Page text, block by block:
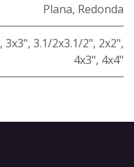
Plana, Redonda
, 3x3", 3.1/2x3.1/2", 2x2",
4x3", 4x4"